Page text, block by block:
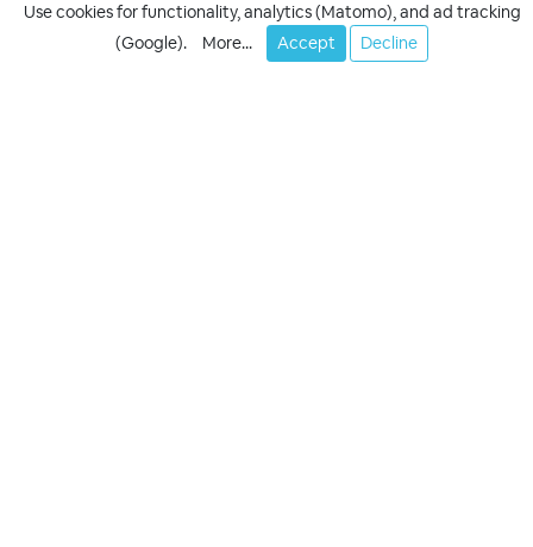
Use cookies for functionality, analytics (Matomo), and ad tracking
(Google).
More... Accept Decline